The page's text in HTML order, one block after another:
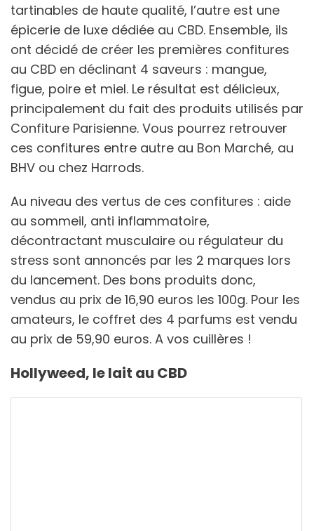
tartinables de haute qualité, l’autre est une
épicerie de luxe dédiée au CBD. Ensemble, ils
ont décidé de créer les premières confitures
au CBD en déclinant 4 saveurs : mangue,
figue, poire et miel. Le résultat est délicieux,
principalement du fait des produits utilisés par
Confiture Parisienne. Vous pourrez retrouver
ces confitures entre autre au Bon Marché, au
BHV ou chez Harrods.
Au niveau des vertus de ces confitures : aide
au sommeil, anti inflammatoire,
décontractant musculaire ou régulateur du
stress sont annoncés par les 2 marques lors
du lancement. Des bons produits donc,
vendus au prix de 16,90 euros les 100g. Pour les
amateurs, le coffret des 4 parfums est vendu
au prix de 59,90 euros. A vos cuillères !
Hollyweed, le lait au CBD